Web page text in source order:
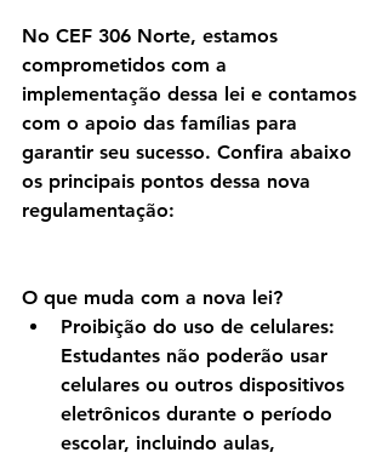
No CEF 306 Norte, estamos
comprometidos com a
implementação dessa lei e contamos
com o apoio das famílias para
garantir seu sucesso. Confira abaixo
os principais pontos dessa nova
regulamentação:
O que muda com a nova lei?
Proibição do uso de celulares:
Estudantes não poderão usar
celulares ou outros dispositivos
eletrônicos durante o período
escolar, incluindo aulas,